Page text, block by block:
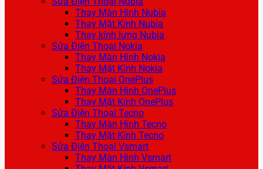
Thay Màn Hình Nubia
Thay Mặt Kính Nubia
Thay kính lưng Nubia
Sửa Điện Thoại Nokia
Thay Màn Hình Nokia
Thay Mặt Kính Nokia
Sửa Điện Thoại OnePlus
Thay Màn Hình OnePlus
Thay Mặt Kính OnePlus
Sửa Điện Thoại Tecno
Thay Màn Hình Tecno
Thay Mặt Kính Tecno
Sửa Điện Thoại Vsmart
Thay Màn Hình Vsmart